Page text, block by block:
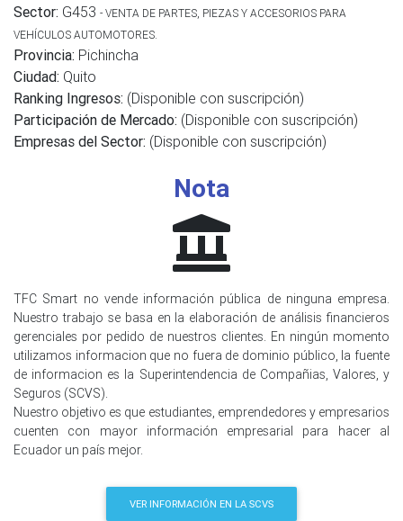
Sector: G453 - VENTA DE PARTES, PIEZAS Y ACCESORIOS PARA
VEHÍCULOS AUTOMOTORES.
Provincia: Pichincha
Ciudad: Quito
Ranking Ingresos: (Disponible con suscripción)
Participación de Mercado: (Disponible con suscripción)
Empresas del Sector: (Disponible con suscripción)
Nota
TFC Smart no vende información pública de ninguna empresa.
Nuestro trabajo se basa en la elaboración de análisis financieros
gerenciales por pedido de nuestros clientes. En ningún momento
utilizamos informacion que no fuera de dominio público, la fuente
de informacion es la Superintendencia de Compañias, Valores, y
Seguros (SCVS).
Nuestro objetivo es que estudiantes, emprendedores y empresarios
cuenten con mayor información empresarial para hacer al
Ecuador un país mejor.
VER INFORMACIÓN EN LA SCVS